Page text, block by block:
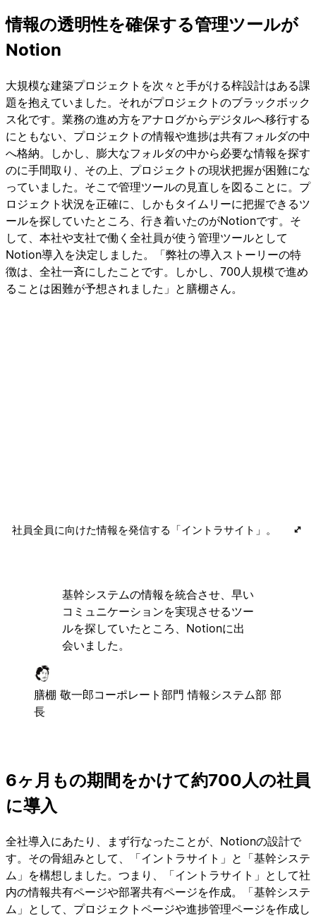
情報の透明性を確保する管理ツールが
Notion
大規模な建築プロジェクトを次々と手がける梓設計はある課
題を抱えていました。それがプロジェクトのブラックボック
ス化です。業務の進め方をアナログからデジタルへ移行する
にともない、プロジェクトの情報や進捗は共有フォルダの中
へ格納。しかし、膨大なフォルダの中から必要な情報を探す
のに手間取り、その上、プロジェクトの現状把握が困難にな
っていました。そこで管理ツールの見直しを図ることに。プ
ロジェクト状況を正確に、しかもタイムリーに把握できるツ
ールを探していたところ、行き着いたのがNotionです。そ
して、本社や支社で働く全社員が使う管理ツールとして
Notion導入を決定しました。「弊社の導入ストーリーの特
徴は、全社一斉にしたことです。しかし、700人規模で進め
ることは困難が予想されました」と膳棚さん。
社員全員に向けた情報を発信する「イントラサイト」。
基幹システムの情報を統合させ、早い
コミュニケーションを実現させるツー
ルを探していたところ、Notionに出
会いました。
膳棚 敬一郎コーポレート部門 情報システム部 部
長
6ヶ月もの期間をかけて約700人の社員
に導入
全社導入にあたり、まず行なったことが、Notionの設計で
す。その骨組みとして、「イントラサイト」と「基幹システ
ム」を構想しました。つまり、「イントラサイト」として社
内の情報共有ページや部署共有ページを作成。「基幹システ
ム」として、プロジェクトページや進捗管理ページを作成し